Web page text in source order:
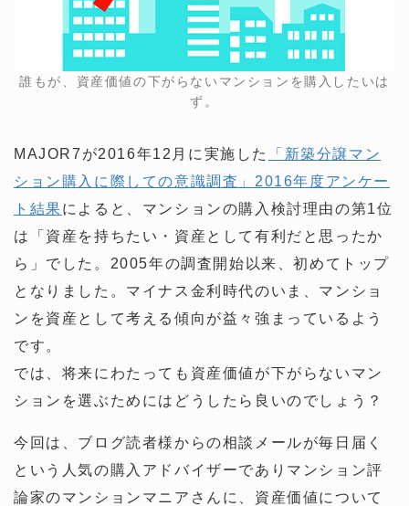
誰もが、資産価値の下がらないマンションを購入したいは
ず。
MAJOR7が2016年12月に実施した
「新築分譲マン
ション購入に際しての意識調査」2016年度アンケー
ト結果によると、マンションの購入検討理由の第1位
は「資産を持ちたい・資産として有利だと思ったか
ら」でした。2005年の調査開始以来、初めてトップ
となりました。マイナス金利時代のいま、マンショ
ンを資産として考える傾向が益々強まっているよう
です。
では、将来にわたっても資産価値が下がらないマン
ションを選ぶためにはどうしたら良いのでしょう？
今回は、ブログ読者様からの相談メールが毎日届く
という人気の購入アドバイザーでありマンション評
論家のマンションマニアさんに、資産価値について